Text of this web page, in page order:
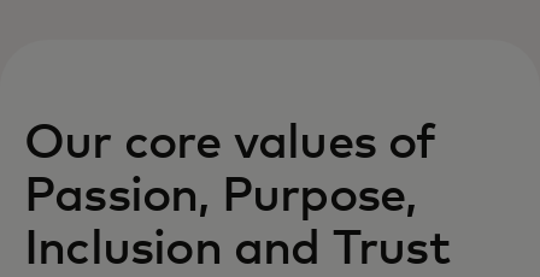
Our core values of
Passion, Purpose,
Inclusion and Trust